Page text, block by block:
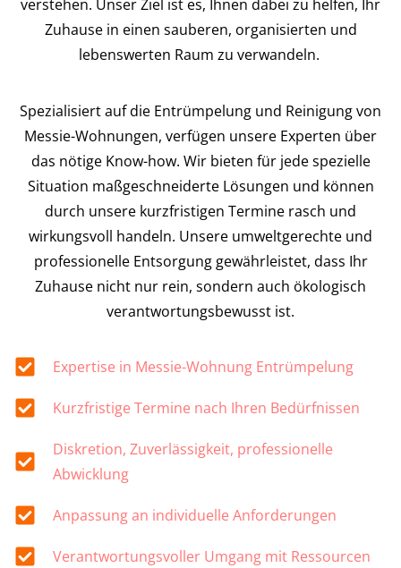
verstehen. Unser Ziel ist es, Ihnen dabei zu helfen, Ihr
Zuhause in einen sauberen, organisierten und
lebenswerten Raum zu verwandeln.
Spezialisiert auf die Entrümpelung und Reinigung von
Messie-Wohnungen, verfügen unsere Experten über
das nötige Know-how. Wir bieten für jede spezielle
Situation maßgeschneiderte Lösungen und können
durch unsere kurzfristigen Termine rasch und
wirkungsvoll handeln. Unsere umweltgerechte und
professionelle Entsorgung gewährleistet, dass Ihr
Zuhause nicht nur rein, sondern auch ökologisch
verantwortungsbewusst ist.
Expertise in Messie-Wohnung Entrümpelung
Kurzfristige Termine nach Ihren Bedürfnissen
Diskretion, Zuverlässigkeit, professionelle
Abwicklung
Anpassung an individuelle Anforderungen
Verantwortungsvoller Umgang mit Ressourcen